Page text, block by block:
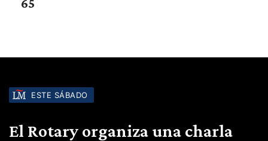
65
ESTE SÁBADO
El Rotary organiza una charla